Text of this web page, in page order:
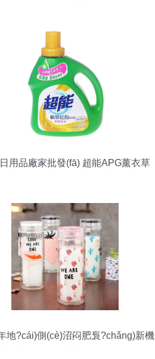
用品廠家批發(fā) 超能APG薰衣草
地?cái)側(cè)沼闷肥袌?chǎng)新機